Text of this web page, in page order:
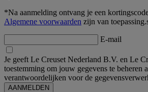
*Na aanmelding ontvang je een
Algemene voorwaarden zijn van
E-mail
Je geeft Le Creuset Nederland B.V. en Le
toestemming om jouw gegevens te beheren
verantwoordelijken voor de